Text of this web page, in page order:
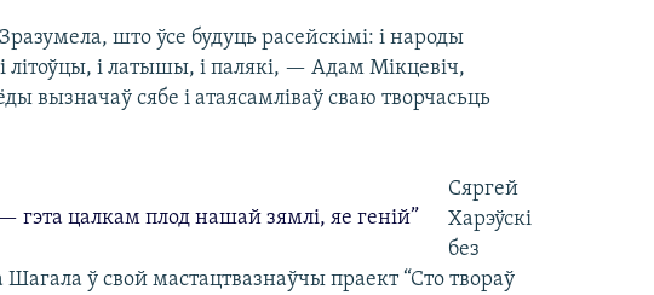
што ўсе будуць расейскімі: і народы
літоўцы, і латышы, і палякі, — Адам Мікцевіч,
вызначаў сябе і атаясамліваў сваю творчасьць
гэта цалкам плод нашай зямлі, яе геній”
Сяргей
Харэўскі
без
ў свой мастацтвазнаўчы праект “Сто твораў